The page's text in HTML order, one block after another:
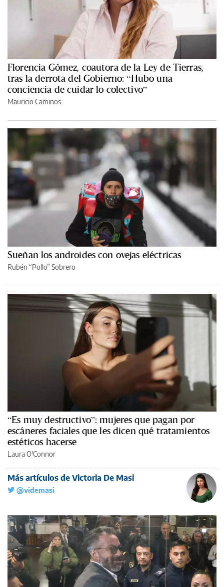
Florencia Gómez, coautora de la Ley de Tierras,
tras la derrota del Gobierno: “Hubo una
conciencia de cuidar lo colectivo”
Mauricio Caminos
Sueñan los androides con ovejas eléctricas
Rubén “Pollo” Sobrero
“Es muy destructivo”: mujeres que pagan por
escáneres faciales que les dicen qué tratamientos
estéticos hacerse
Laura O'Connor
Más artículos de Victoria De Masi
@videmasi